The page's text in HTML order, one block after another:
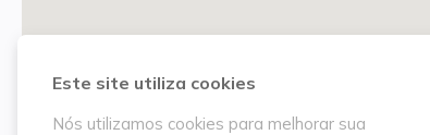
Este site utiliza cookies
Nós utilizamos cookies para melhorar sua